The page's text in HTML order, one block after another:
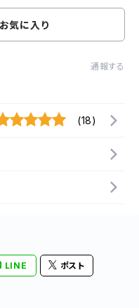
気に入り
通報する
(18)
LINE ポスト